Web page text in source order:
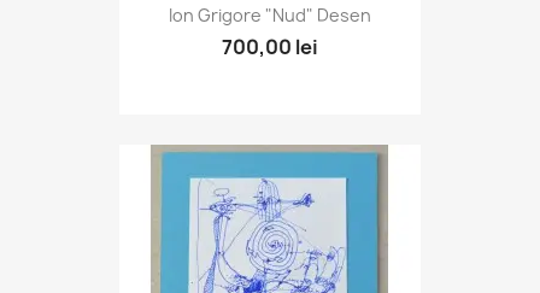
Ion Grigore "Nud" Desen
700,00 lei